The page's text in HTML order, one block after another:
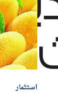
استثمار